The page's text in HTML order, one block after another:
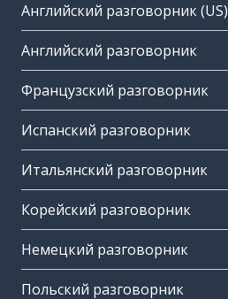
Английский разговорник (US)
Английский разговорник
Французский разговорник
Испанский разговорник
Итальянский разговорник
Корейский разговорник
Немецкий разговорник
Польский разговорник